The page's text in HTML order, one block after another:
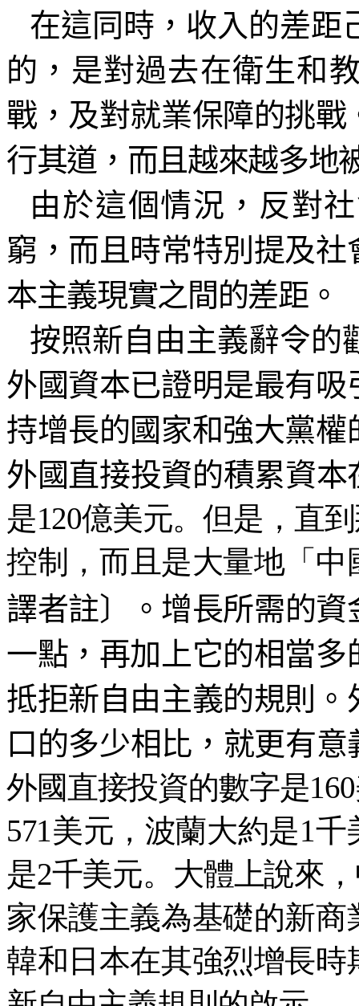
在這同時，收入的差距
的，是對過去在衛生和
戰，及對就業保障的挑
行其道，而且越來越多地
由於這個情況，反對
窮，而且時常特別提及
本主義現實之間的差距。
按照新自由主義辭令的
外國資本已證明是最有
持增長的國家和強大黨
外國直接投資的積累資本
是120億美元。但是，直
控制，而且是大量地「
譯者註〕。增長所需的
一點，再加上它的相當
抵拒新自由主義的規則
口的多少相比，就更有意
外國直接投資的數字是
571美元，波蘭大約是1
是2千美元。大體上說來
家保護主義為基礎的新
韓和日本在其強烈增長